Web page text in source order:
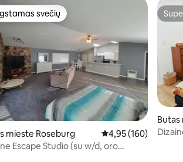
4,91 iš 5, atsiliepimų: 261
svečių
svečių
mieste Roseburg Vidutinis
4,95 (160)
Escape Studio (su w/d, oro